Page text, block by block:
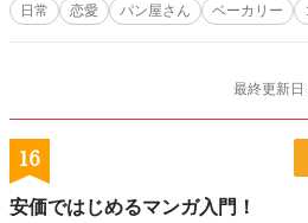
日常 恋愛 パン屋さん ベーカリー
最終更新
16
安価ではじめるマンガ入門！